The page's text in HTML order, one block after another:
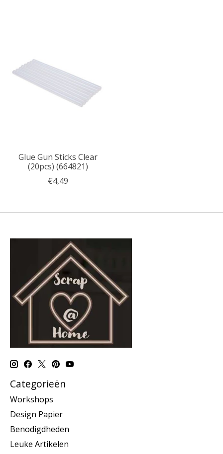
Glue Gun Sticks Clear
(20pcs) (664821)
€4,49
Categorieën
Workshops
Design Papier
Benodigdheden
Leuke Artikelen